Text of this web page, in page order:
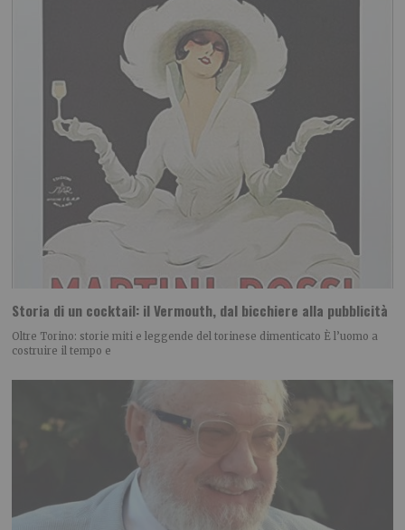
Storia di un cocktail: il Vermouth, dal bicchiere alla pubblicità
Oltre Torino: storie miti e leggende del torinese dimenticato È l’uomo a
costruire il tempo e